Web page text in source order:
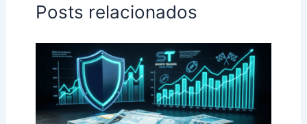
Posts relacionados